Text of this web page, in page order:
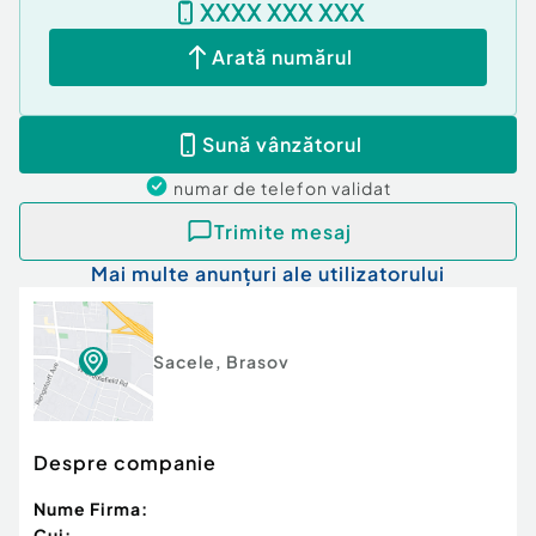
XXXX XXX XXX
Arată numărul
Sună vânzătorul
numar de telefon validat
Trimite mesaj
Mai multe anunțuri ale utilizatorului
Sacele, Brasov
Despre companie
Nume Firma: